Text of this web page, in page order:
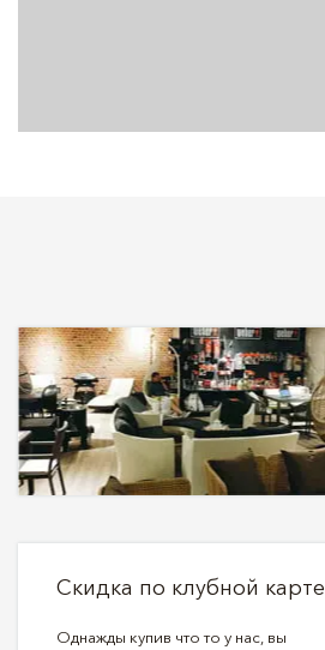
Скидка по клубной карте
Однажды купив что то у нас, вы